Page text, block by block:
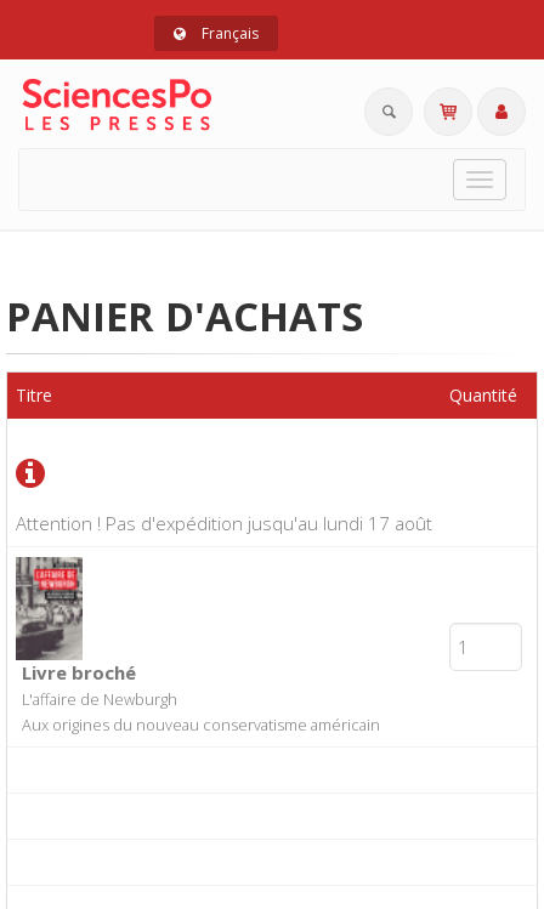
Français
Toggle
PANIER D'ACHATS
Attention ! Pas d'expédition jusqu'au lundi 17 août
Titre Quantité
Livre broché
L'affaire de Newburgh
Aux origines du nouveau conservatisme américain